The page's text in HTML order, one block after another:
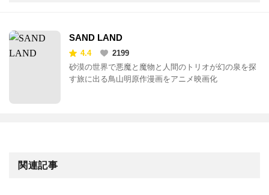
SAND LAND
4.4
2199
砂漠の世界で悪魔と魔物と人間のトリオが幻の泉を探
す旅に出る鳥山明原作漫画をアニメ映画化
関連記事